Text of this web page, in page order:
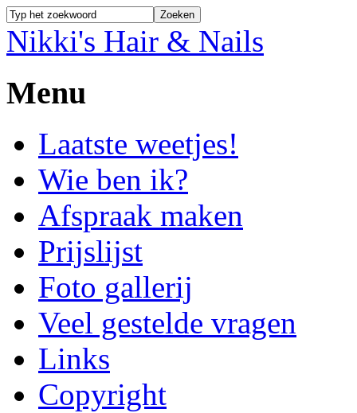
Nikki's Hair & Nails
Menu
Laatste weetjes!
Wie ben ik?
Afspraak maken
Prijslijst
Foto gallerij
Veel gestelde vragen
Links
Copyright